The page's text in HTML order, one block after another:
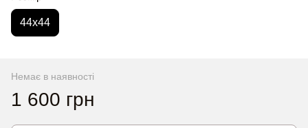
44x44
Немає в наявності
1 600 грн